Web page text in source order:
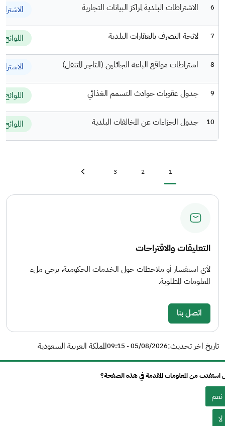
6 الاشتراطات البلدية لمراكز البيانات التجارية
7 لائحة التصرف بالعقارات البلدية اللوائح
8 اشتراطات مواقع الباعة الجائلين (التاجر المتنقل)
9 جدول عقوبات حوادث التسمم الغذائي اللوائح
10 جدول الجزاءات عن المخالفات البلدية اللوائح
Current page
1
Page
2
Page
3
التعليقات والاقتراحات
لأي استفسار أو ملاحظات حول الخدمات الحكومية، يرجى ملء
المعلومات المطلوبة.
اتصل بنا
تاريخ اخر تحديث:05/08/2026 - 09:15 المملكة العربية السعودية
استفدت من المعلومات المقدمة في هذه الصفحة؟
نعم
لا